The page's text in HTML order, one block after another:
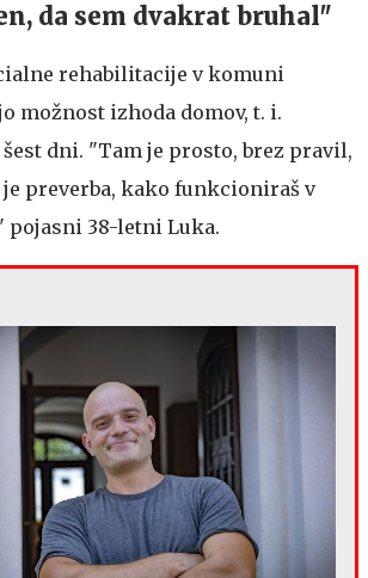
da sem dvakrat bruhal"
rehabilitacije v komuni
možnost izhoda domov, t. i.
dni. "Tam je prosto, brez pravil,
preverba, kako funkcioniraš v
pojasni 38-letni Luka.